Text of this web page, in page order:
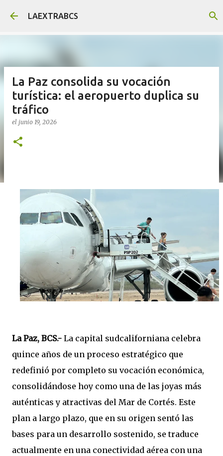
Ir al contenido principal
LAEXTRABCS
La Paz consolida su vocación
turística: el aeropuerto duplica su
tráfico
el junio 19, 2026
La Paz, BCS.- La capital sudcaliforniana celebra
quince años de un proceso estratégico que
redefinió por completo su vocación económica,
consolidándose hoy como una de las joyas más
auténticas y atractivas del Mar de Cortés. Este
plan a largo plazo, que en su origen sentó las
bases para un desarrollo sostenido, se traduce
actualmente en una conectividad aérea con una